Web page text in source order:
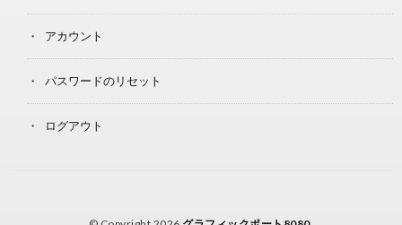
アカウント
パスワードのリセット
ログアウト